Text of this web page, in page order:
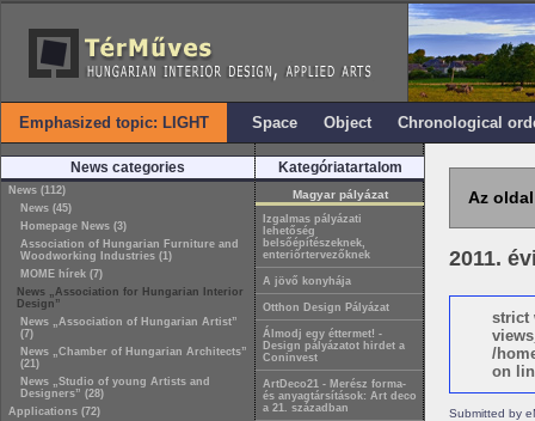
Emphasized topic: LIGHT Space Object Chronological
News categories
News (112)
News (45)
Homepage News (3)
Association of Hungarian Furniture and
Woodworking Industries (1)
MOME hírek (7)
News „Association for Hungarian Interior
Design”
News „Association of Hungarian Artist”
(7)
News „Chamber of Hungarian Architects”
(21)
News „Studio of young Artists and
Designers” (28)
Applications (72)
Kategóriatartalom
Magyar pályázat
Izgalmas pályázati
lehetőség
belsőépítészeknek,
enteriőrtervezőknek
A jövő konyhája
Otthon Design Pályázat
Álmodj egy éttermet! -
Design pályázatot hirdet a
Coninvest
ArtDeco21 - Merész forma-
és anyagtársítások: Art deco
a 21. században
Az
2011.
strict
/
on
Submitted by